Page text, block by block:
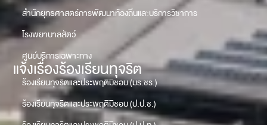
สำนักยุทธศาสตร์การพัฒนาท้องถิ่นและบริการวิชาการ
โรงพยาบาลสัตว์
ศูนย์บริการเฉพาะทาง
แจ้งเรื่องร้องเรียนทุจริต
ร้องเรียนทุจริตและประพฤติมิชอบ (มร.ชร.)
ร้องเรียนทุจริตและประพฤติมิชอบ (ป.ป.ช.)